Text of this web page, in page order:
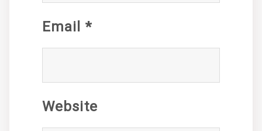
Email *
Website